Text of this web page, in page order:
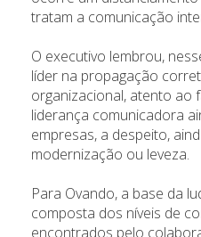
tratam a comunicação
O executivo lembrou,
líder na propagação
organizacional, atento ao
liderança comunicadora
empresas, a despeito,
modernização ou leveza.
Para Ovando, a base da
composta dos níveis de
encontrados pelo